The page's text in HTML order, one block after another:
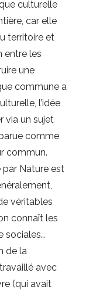
culturelle
car elle
territoire et
entre les
une
commune a
l’idée
via un sujet
comme
commun.
par Nature est
véritables
connaît les
sociales…
de la
avec
(qui avait